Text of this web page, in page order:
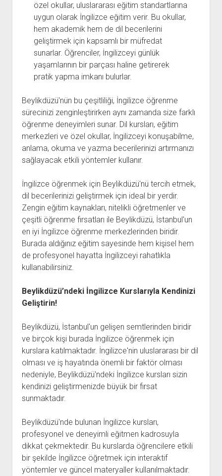
özel okullar, uluslararası eğitim standartlarına
uygun olarak İngilizce eğitim verir. Bu okullar,
hem akademik hem de dil becerilerini
geliştirmek için kapsamlı bir müfredat
sunarlar. Öğrenciler, İngilizceyi günlük
yaşamlarının bir parçası haline getirerek
pratik yapma imkanı bulurlar.
Beylikdüzü'nün bu çeşitliliği, İngilizce öğrenme
sürecinizi zenginleştirirken aynı zamanda size farklı
öğrenme deneyimleri sunar. Dil kursları, eğitim
merkezleri ve özel okullar, İngilizceyi konuşabilme,
anlama, okuma ve yazma becerilerinizi artırmanızı
sağlayacak etkili yöntemler kullanır.
İngilizce öğrenmek için Beylikdüzü'nü tercih etmek,
dil becerilerinizi geliştirmek için ideal bir yerdir.
Zengin eğitim kaynakları, nitelikli öğretmenler ve
çeşitli öğrenme fırsatları ile Beylikdüzü, İstanbul'un
en iyi İngilizce öğrenme merkezlerinden biridir.
Burada aldığınız eğitim sayesinde hem kişisel hem
de profesyonel hayatta İngilizceyi rahatlıkla
kullanabilirsiniz.
Beylikdüzü’ndeki İngilizce Kurslarıyla Kendinizi
Geliştirin!
Beylikdüzü, İstanbul'un gelişen semtlerinden biridir
ve birçok kişi burada İngilizce öğrenmek için
kurslara katılmaktadır. İngilizce'nin uluslararası bir dil
olması ve iş hayatında önemli bir faktör olması
nedeniyle, Beylikdüzü'ndeki İngilizce kursları sizin
kendinizi geliştirmenizde büyük bir fırsat
sunmaktadır.
Beylikdüzü'nde bulunan İngilizce kursları,
profesyonel ve deneyimli eğitmen kadrosuyla
dikkat çekmektedir. Bu kurslarda öğrencilere etkili
bir şekilde İngilizce öğretmek için interaktif
yöntemler ve güncel materyaller kullanılmaktadır.